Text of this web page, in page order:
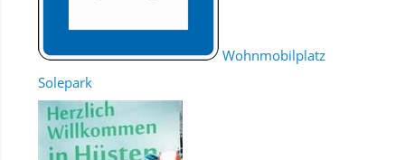
Wohnmobilplatz
Solepark